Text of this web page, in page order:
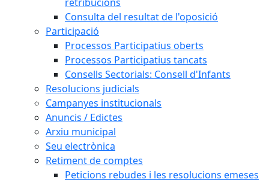
Consulta del resultat de l'oposició
Participació
Processos Participatius oberts
Processos Participatius tancats
Consells Sectorials: Consell d'Infants
Resolucions judicials
Campanyes institucionals
Anuncis / Edictes
Arxiu municipal
Seu electrònica
Retiment de comptes
Peticions rebudes i les resolucions emeses